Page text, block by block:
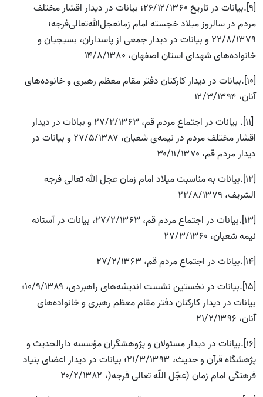
[9].بیانات در تاریخ ۲۶/۱۲/۱۳۶۰؛ بیانات در دیدار اقشار مختلف
مردم در سالروز میلاد خجسته امام زمانعجل‌الله‌تعالی‌فرجه؛
۲۲/۸/۱۳۷۹ و بیانات در دیدار جمعی از پاسداران، بسیجیان و
خانواده‌های شهدای استان اصفهان، ۱۴/۸/۱۳۸۰
[10].بیانات در دیدار کارکنان دفتر مقام معظم رهبری و خانوده‌های
آنان، ۱۲/۳/۱۳۹۴
[11]. بیانات در اجتماع مردم قم، ۲۷/۲/۱۳۶۳ و بیانات در دیدار
اقشار مختلف مردم در نیمه‌ی شعبان، ۲۷/۵/۱۳۸۷ و بیانات در
دیدار مردم قم، ۳۰/۱۱/۱۳۷۰
[12].بیانات به مناسبت میلاد امام زمان عجل الله تعالی فرجه
الشریف، ۲۲/۸/۱۳۷۹
[13].بیانات در اجتماع مردم قم، ۲۷/۲/۱۳۶۳، بیانات در آستانه
نیمه شعبان، ۲۷/۳/۱۳۶۰
[14].بیانات در اجتماع مردم قم، ۲۷/۲/۱۳۶۳
[15].بیانات در نخستین نشست اندیشه‌های راهبردی، ۱۰/۹/۱۳۸۹؛
بیانات در دیدار کارکنان دفتر مقام معظم رهبری و خانواده‌های
آنان، ۲۱/۲/۱۳۹۶
[16].بیانات در دیدار مسئولان و پژوهشگران مؤسسه دارالحدیث و
پژهشگاه قرآن و حدیث، ۲۱/۳/۱۳۹۳؛ بیانات در دیدار اعضای بنیاد
فرهنگى امام زمان (عجّل اللّه تعالی فرجه(، ۲۰/۲/۱۳۸۲